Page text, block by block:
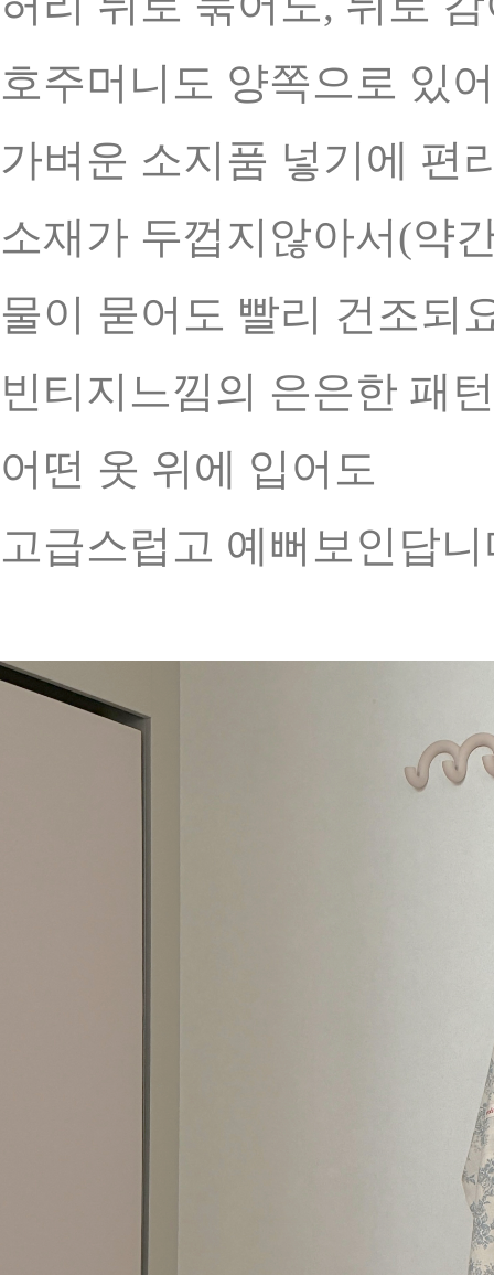
호주머니도 양쪽으로 있
가벼운 소지품 넣기에 편
소재가 두껍지않아서(약
물이 묻어도 빨리 건조되
빈티지느낌의 은은한 패
어떤 옷 위에 입어도
고급스럽고 예뻐보인답니